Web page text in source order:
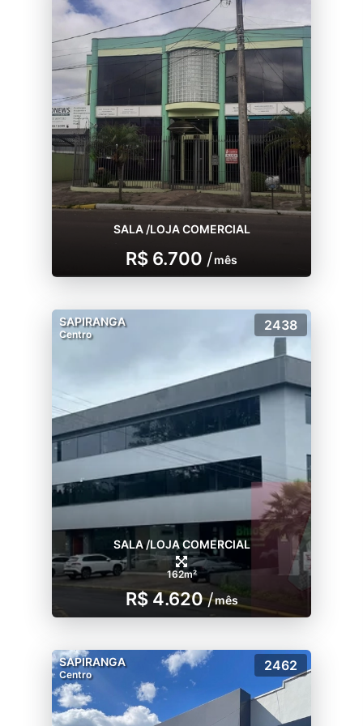
SALA /LOJA COMERCIAL
R$ 6.700 /mês
SAPIRANGA
Centro
2438
SALA /LOJA COMERCIAL
162m²
R$ 4.620 /mês
SAPIRANGA
Centro
2462